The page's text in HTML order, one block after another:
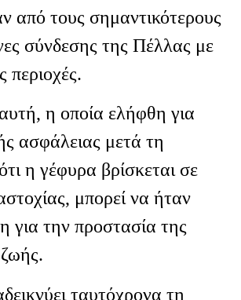
από τους σημαντικότερους
σύνδεσης της Πέλλας με
περιοχές.
η οποία ελήφθη για
ασφάλειας μετά τη
η γέφυρα βρίσκεται σε
μπορεί να ήταν
για την προστασία της
ταυτόχρονα τη